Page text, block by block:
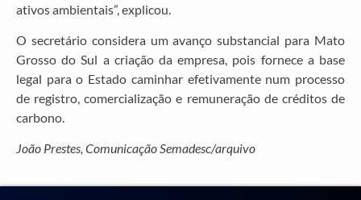
ativos ambientais”, explicou.
O secretário considera um avanço substancial para Mato
Grosso do Sul a criação da empresa, pois fornece a base
legal para o Estado caminhar efetivamente num processo
de registro, comercialização e remuneração de créditos de
carbono.
João Prestes, Comunicação Semadesc/arquivo